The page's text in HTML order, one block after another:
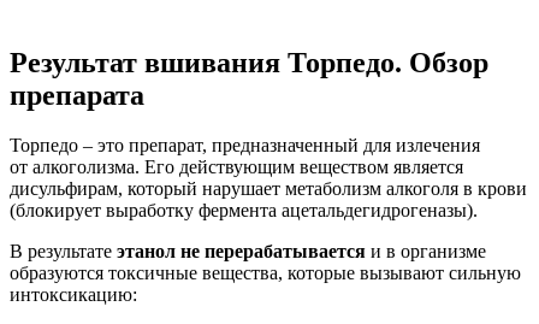
Результат вшивания Торпедо. Обзор
препарата
Торпедо – это препарат, предназначенный для излечения
от алкоголизма. Его действующим веществом является
дисульфирам, который нарушает метаболизм алкоголя в крови
(блокирует выработку фермента ацетальдегидрогеназы).
В результате этанол не перерабатывается и в организме
образуются токсичные вещества, которые вызывают сильную
интоксикацию: